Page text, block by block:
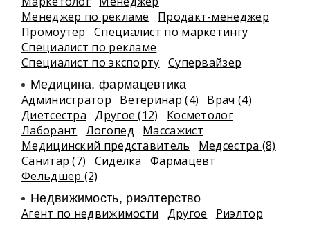
Менеджер по рекламе
Продакт-менеджер
Промоутер
Специалист по маркетингу
Специалист по рекламе
Специалист по экспорту Супервайзер
Медицина, фармацевтика
Администратор Ветеринар (4)
Врач (4)
Диетсестра
Другое (12)
Косметолог
Лаборант
Логопед
Массажист
Медицинский представитель
Медсестра (8)
Санитар (7)
Сиделка
Фармацевт
Фельдшер (2)
Недвижимость, риэлтeрство
Агент по недвижимости Другое Риэлтор